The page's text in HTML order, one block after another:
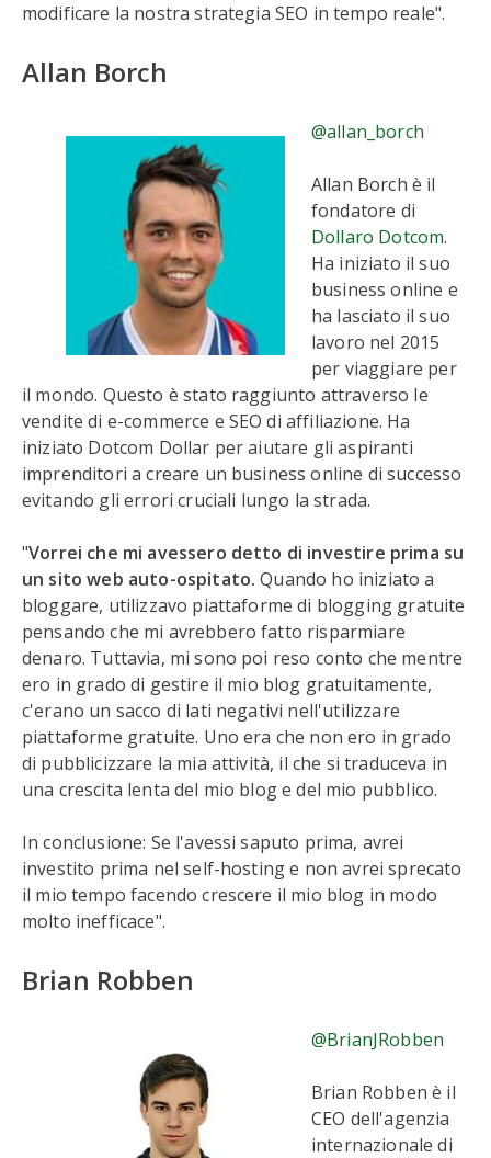
modificare la nostra strategia SEO in tempo reale".
Allan Borch
@allan_borch
Allan Borch è il
fondatore di
Dollaro Dotcom.
Ha iniziato il suo
business online e
ha lasciato il suo
lavoro nel 2015
per viaggiare per
il mondo. Questo è stato raggiunto attraverso le
vendite di e-commerce e SEO di affiliazione. Ha
iniziato Dotcom Dollar per aiutare gli aspiranti
imprenditori a creare un business online di successo
evitando gli errori cruciali lungo la strada.
"Vorrei che mi avessero detto di investire prima su
un sito web auto-ospitato.Quando ho iniziato a
bloggare, utilizzavo piattaforme di blogging gratuite
pensando che mi avrebbero fatto risparmiare
denaro. Tuttavia, mi sono poi reso conto che mentre
ero in grado di gestire il mio blog gratuitamente,
c'erano un sacco di lati negativi nell'utilizzare
piattaforme gratuite. Uno era che non ero in grado
di pubblicizzare la mia attività, il che si traduceva in
una crescita lenta del mio blog e del mio pubblico.
In conclusione: Se l'avessi saputo prima, avrei
investito prima nel self-hosting e non avrei sprecato
il mio tempo facendo crescere il mio blog in modo
molto inefficace".
Brian Robben
@BrianJRobben
Brian Robben è il
CEO dell'agenzia
internazionale di